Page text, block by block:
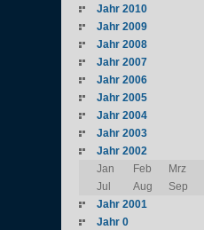
Jahr 2010
Jahr 2009
Jahr 2008
Jahr 2007
Jahr 2006
Jahr 2005
Jahr 2004
Jahr 2003
Jahr 2002
Jan
Feb Mrz
Jul
Aug Sep
Jahr 2001
Jahr 0